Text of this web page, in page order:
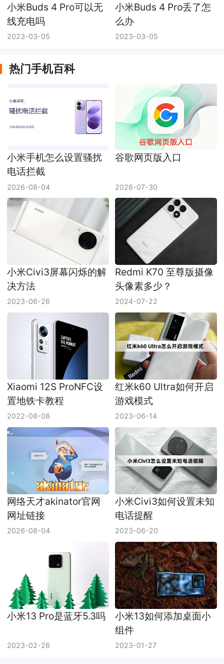
小米Buds 4 Pro可以无
线充电吗
2023-03-05
小米Buds 4 Pro丢了怎
么办
2023-03-05
热门手机百科
小米手机怎么设置骚扰
电话拦截
2026-08-04
谷歌网页版入口
2026-07-30
小米Civi3屏幕闪烁的解
决方法
2023-06-26
Redmi K70 至尊版摄像
头像素多少？
2024-07-22
Xiaomi 12S ProNFC设
置地铁卡教程
2022-08-08
红米k60 Ultra如何开启
游戏模式
2023-06-14
网络天才akinator官网
网址链接
2026-08-04
小米Civi3如何设置未知
电话提醒
2023-06-20
小米13 Pro是蓝牙5.3吗
2023-02-26
小米13如何添加桌面小
组件
2023-01-27